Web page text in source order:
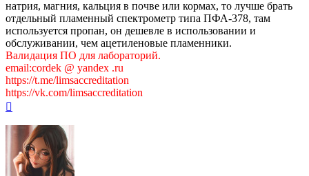
натрия, магния, кальция в почве или кормах, то лучше брать
отдельный пламенный спектрометр типа ПФА-378, там
используется пропан, он дешевле в использовании и
обслуживании, чем ацетиленовые пламенники.
Валидация ПО для лабораторий.
email:cordek @ yandex .ru
https://t.me/limsaccreditation
https://vk.com/limsaccreditation
началу